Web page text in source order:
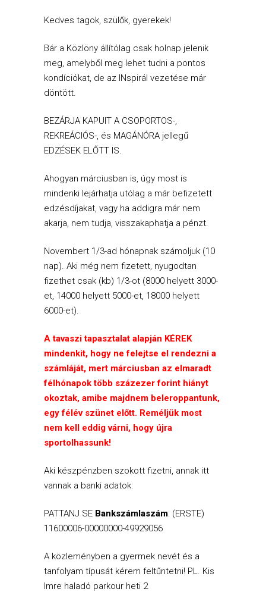
Kedves tagok, szülők, gyerekek!
Bár a Közlöny állítólag csak holnap jelenik
meg, amelyből meg lehet tudni a pontos
kondíciókat, de az INspirál vezetése már
döntött.
BEZÁRJA KAPUIT A CSOPORTOS-,
REKREÁCIÓS-, és MAGÁNÓRA jellegű
EDZÉSEK ELŐTT IS.
Ahogyan márciusban is, úgy most is
mindenki lejárhatja utólag a már befizetett
edzésdíjakat, vagy ha addigra már nem
akarja, nem tudja, visszakaphatja a pénzt.
Novembert 1/3-ad hónapnak számoljuk (10
nap). Aki még nem fizetett, nyugodtan
fizethet csak (kb) 1/3-ot (8000 helyett 3000-
et, 14000 helyett 5000-et, 18000 helyett
6000-et).
A tavaszi tapasztalat alapján KÉREK
mindenkit, hogy ne felejtse el rendezni a
számláját, mert márciusban az elmaradt
félhónapok több százezer forint hiányt
okoztak, amibe majdnem beleroppantunk,
egy félév szünet előtt. Reméljük most
nem kell eddig várni, hogy újra
sportolhassunk!
Aki készpénzben szokott fizetni, annak itt
vannak a banki adatok:
PATTANJ SE Bankszámlaszám: (ERSTE)
11600006-00000000-49929056
A közleményben a gyermek nevét és a
tanfolyam típusát kérem feltűntetni! PL. Kis
Imre haladó parkour heti 2